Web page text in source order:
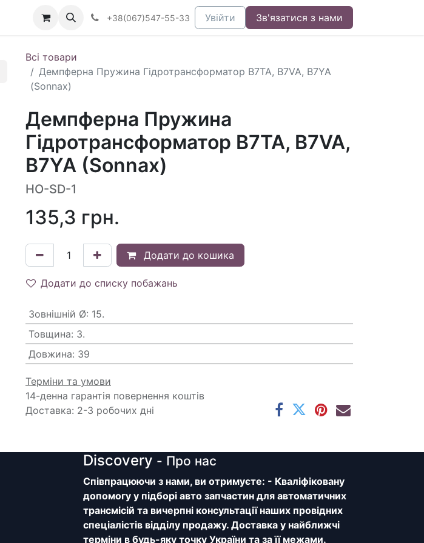
+38(067)547-55-33 Увійти Зв'язатися з нами
Всі товари
Демпферна Пружина Гідротрансформатор B7TA, B7VA, B7YA
(Sonnax)
Демпферна Пружина
Гідротрансформатор B7TA, B7VA,
B7YA (Sonnax)
HO-SD-1
135,3 грн.
Додати до кошика
Додати до списку побажань
Зовнішній Ø: 15.
Товщина: 3.
Довжина: 39
Терміни та умови
14-денна гарантія повернення коштів
Доставка: 2-3 робочих дні
Discovery - Про нас
Співпрацюючи з нами, ви отримуєте: - Кваліфіковану
допомогу у підборі авто запчастин для автоматичних
трансмісій та вичерпні консультації наших провідних
спеціалістів відділу продажу. Доставка у найближчі
терміни в будь-яку точку України та за її межами.